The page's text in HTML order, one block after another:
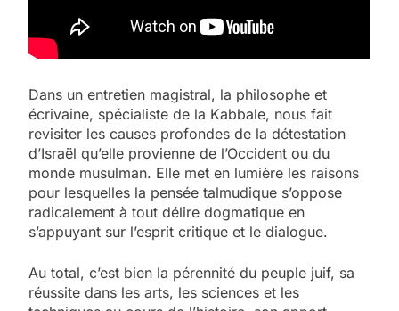
Dans un entretien magistral, la philosophe et
écrivaine, spécialiste de la Kabbale, nous fait
revisiter les causes profondes de la détestation
d’Israël qu’elle provienne de l’Occident ou du
monde musulman. Elle met en lumière les raisons
pour lesquelles la pensée talmudique s’oppose
radicalement à tout délire dogmatique en
s’appuyant sur l’esprit critique et le dialogue.
Au total, c’est bien la pérennité du peuple juif, sa
réussite dans les arts, les sciences et les